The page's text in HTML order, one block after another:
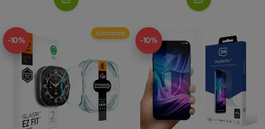
-10%
Újdonság
-10%